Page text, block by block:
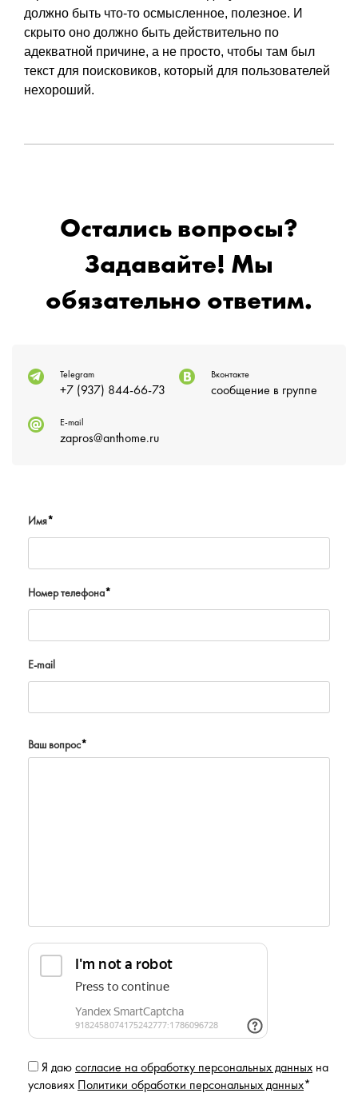
должно быть что-то осмысленное, полезное. И
скрыто оно должно быть действительно по
адекватной причине, а не просто, чтобы там был
текст для поисковиков, который для пользователей
нехороший.
Остались вопросы?
Задавайте! Мы
обязательно ответим.
Telegram
+7 (937) 844-66-73
Вконтакте
сообщение в группе
E-mail
zapros@anthome.ru
Имя*
Номер телефона*
E-mail
Ваш вопрос*
Я даю согласие на обработку персональных данных на
условиях Политики обработки персональных данных*